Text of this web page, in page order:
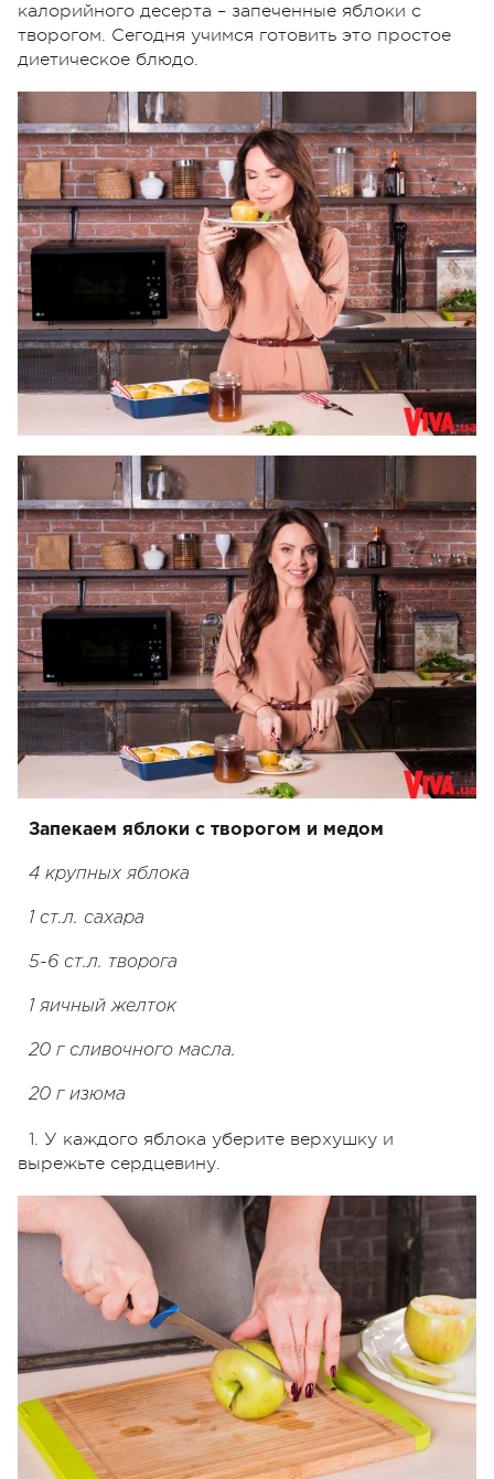
калорийного десерта – запеченные яблоки с
творогом. Сегодня учимся готовить это простое
диетическое блюдо.
Запекаем яблоки с творогом и медом
4 крупных яблока
1 ст.л. сахара
5-6 ст.л. творога
1 яичный желток
20 г сливочного масла.
20 г изюма
1. У каждого яблока уберите верхушку и
вырежьте сердцевину.